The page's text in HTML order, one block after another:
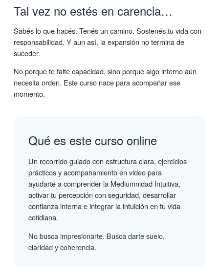
Tal vez no estés en carencia…
Sabés lo que hacés. Tenés un camino. Sostenés tu vida con
responsabilidad. Y aun así, la expansión no termina de
suceder.
No porque te falte capacidad, sino porque algo interno aún
necesita orden. Este curso nace para acompañar ese
momento.
Qué es este curso online
Un recorrido guiado con estructura clara, ejercicios
prácticos y acompañamiento en video para
ayudarte a comprender la Mediumnidad Intuitiva,
activar tu percepción con seguridad, desarrollar
confianza interna e integrar la intuición en tu vida
cotidiana.
No busca impresionarte. Busca darte suelo,
claridad y coherencia.